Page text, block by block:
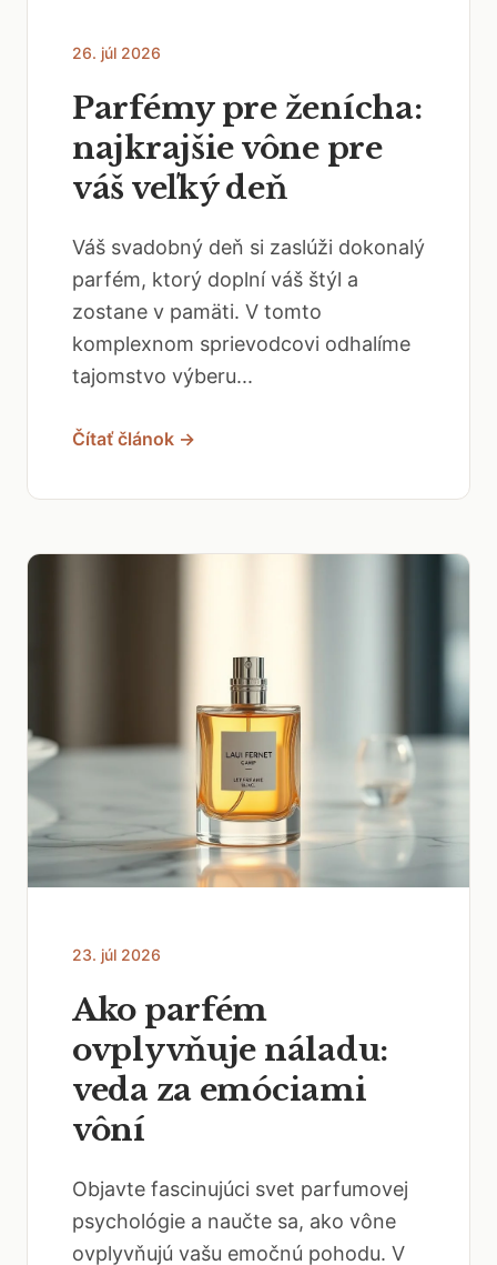
26. júl 2026
Parfémy pre ženícha:
najkrajšie vône pre
váš veľký deň
Váš svadobný deň si zaslúži dokonalý
parfém, ktorý doplní váš štýl a
zostane v pamäti. V tomto
komplexnom sprievodcovi odhalíme
tajomstvo výberu...
Čítať článok →
23. júl 2026
Ako parfém
ovplyvňuje náladu:
veda za emóciami
vôní
Objavte fascinujúci svet parfumovej
psychológie a naučte sa, ako vône
ovplyvňujú vašu emočnú pohodu. V